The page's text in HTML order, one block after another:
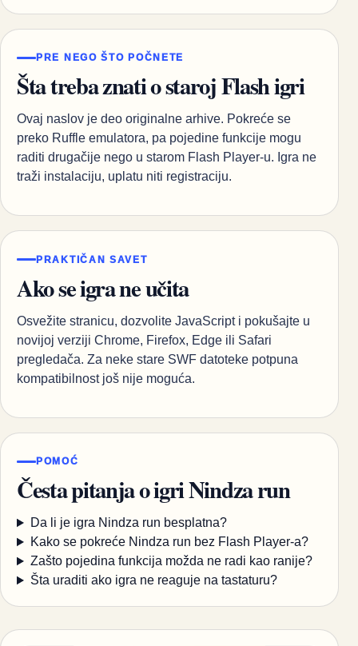
PRE NEGO ŠTO POČNETE
Šta treba znati o staroj Flash igri
Ovaj naslov je deo originalne arhive. Pokreće se
preko Ruffle emulatora, pa pojedine funkcije mogu
raditi drugačije nego u starom Flash Player-u. Igra ne
traži instalaciju, uplatu niti registraciju.
PRAKTIČAN SAVET
Ako se igra ne učita
Osvežite stranicu, dozvolite JavaScript i pokušajte u
novijoj verziji Chrome, Firefox, Edge ili Safari
pregledača. Za neke stare SWF datoteke potpuna
kompatibilnost još nije moguća.
POMOĆ
Česta pitanja o igri Nindza run
Da li je igra Nindza run besplatna?
Kako se pokreće Nindza run bez Flash Player-a?
Zašto pojedina funkcija možda ne radi kao ranije?
Šta uraditi ako igra ne reaguje na tastaturu?